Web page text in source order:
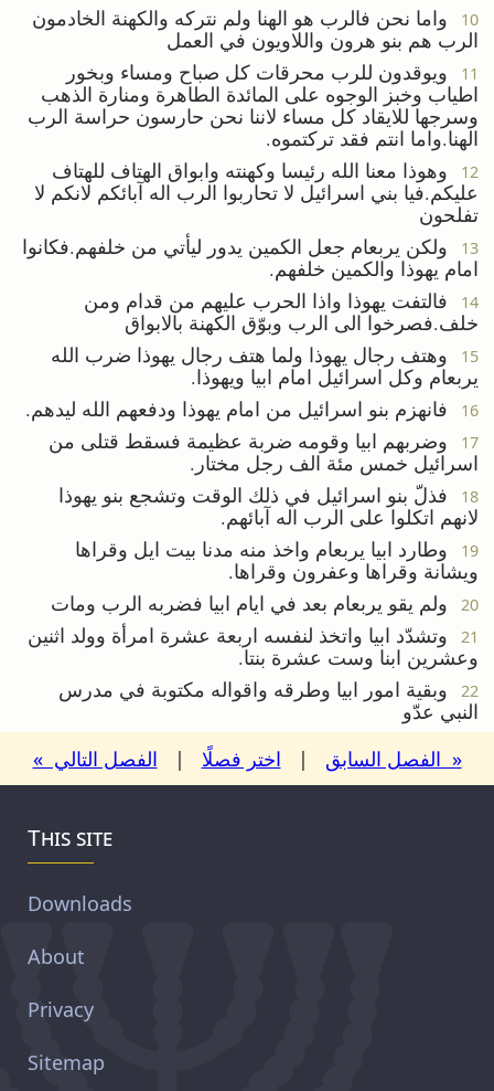
10
واما نحن فالرب هو الهنا ولم نتركه والكهنة الخادمون
الرب هم بنو هرون واللاويون في العمل
11
ويوقدون للرب محرقات كل صباح ومساء وبخور
اطياب وخبز الوجوه على المائدة الطاهرة ومنارة الذهب
وسرجها للايقاد كل مساء لاننا نحن حارسون حراسة الرب
الهنا.واما انتم فقد تركتموه.
12
وهوذا معنا الله رئيسا وكهنته وابواق الهتاف للهتاف
عليكم.فيا بني اسرائيل لا تحاربوا الرب اله آبائكم لانكم لا
تفلحون
13
ولكن يربعام جعل الكمين يدور ليأتي من خلفهم.فكانوا
امام يهوذا والكمين خلفهم.
14
فالتفت يهوذا واذا الحرب عليهم من قدام ومن
خلف.فصرخوا الى الرب وبوّق الكهنة بالابواق
15
وهتف رجال يهوذا ولما هتف رجال يهوذا ضرب الله
يربعام وكل اسرائيل امام ابيا ويهوذا.
16 فانهزم بنو اسرائيل من امام يهوذا ودفعهم الله ليدهم.
17
وضربهم ابيا وقومه ضربة عظيمة فسقط قتلى من
اسرائيل خمس مئة الف رجل مختار.
18
فذلّ بنو اسرائيل في ذلك الوقت وتشجع بنو يهوذا
لانهم اتكلوا على الرب اله آبائهم.
19
وطارد ابيا يربعام واخذ منه مدنا بيت ايل وقراها
ويشانة وقراها وعفرون وقراها.
20 ولم يقو يربعام بعد في ايام ابيا فضربه الرب ومات
21
وتشدّد ابيا واتخذ لنفسه اربعة عشرة امرأة وولد اثنين
وعشرين ابنا وست عشرة بنتا.
22
وبقية امور ابيا وطرقه واقواله مكتوبة في مدرس
النبي عدّو
« الفصل السابق | اختر فصلًا | الفصل التالي »
This site
Downloads
About
Privacy
Sitemap